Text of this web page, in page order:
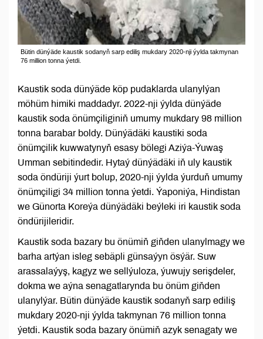
Bütin dünýäde kaustik sodanyň sarp ediliş mukdary 2020-nji ýylda takmynan
76 million tonna ýetdi.
Kaustik soda dünýäde köp pudaklarda ulanylýan
möhüm himiki maddadyr. 2022-nji ýylda dünýäde
kaustik soda önümçiliginiň umumy mukdary 98 million
tonna barabar boldy. Dünýädäki kaustiki soda
önümçilik kuwwatynyň esasy bölegi Aziýa-Ýuwaş
Umman sebitindedir. Hytaý dünýädäki iň uly kaustik
soda öndüriji ýurt bolup, 2020-nji ýylda ýurduň umumy
önümçiligi 34 million tonna ýetdi. Ýaponiýa, Hindistan
we Günorta Koreýa dünýädäki beýleki iri kaustik soda
öndürijileridir.
Kaustik soda bazary bu önümiň giňden ulanylmagy we
barha artýan isleg sebäpli günsaýyn ösýär. Suw
arassalaýyş, kagyz we sellýuloza, ýuwujy serişdeler,
dokma we aýna senagatlarynda bu önüm giňden
ulanylýar. Bütin dünýäde kaustik sodanyň sarp ediliş
mukdary 2020-nji ýylda takmynan 76 million tonna
ýetdi. Kaustik soda bazary önümiň azyk senagaty we